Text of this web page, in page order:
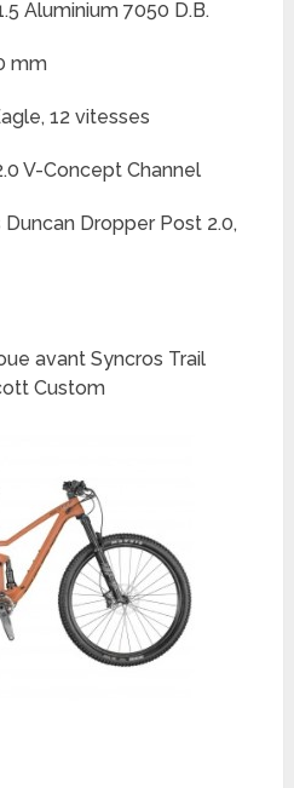
Aluminium 7050 D.B.
mm
12 vitesses
V-Concept Channel
Duncan Dropper Post 2.0,
avant Syncros Trail
Custom